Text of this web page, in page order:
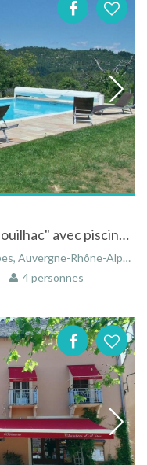
Chambres d'hôtes au "Mas de Bouilhac" avec piscine à Pranles proche de Privas
Rhône-Alpes, France
4 personnes